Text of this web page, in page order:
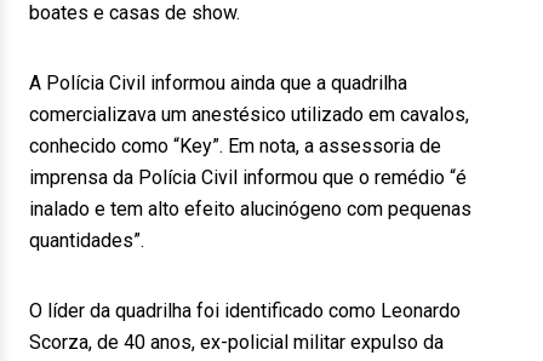
boates e casas de show.
A Polícia Civil informou ainda que a quadrilha
comercializava um anestésico utilizado em cavalos,
conhecido como “Key”. Em nota, a assessoria de
imprensa da Polícia Civil informou que o remédio “é
inalado e tem alto efeito alucinógeno com pequenas
quantidades”.
O líder da quadrilha foi identificado como Leonardo
Scorza, de 40 anos, ex-policial militar expulso da